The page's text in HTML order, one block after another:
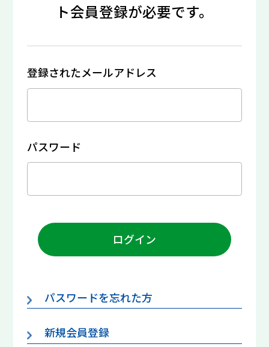
ト会員登録が必要です。
登録されたメールアドレス
パスワード
ログイン
パスワードを忘れた方
新規会員登録